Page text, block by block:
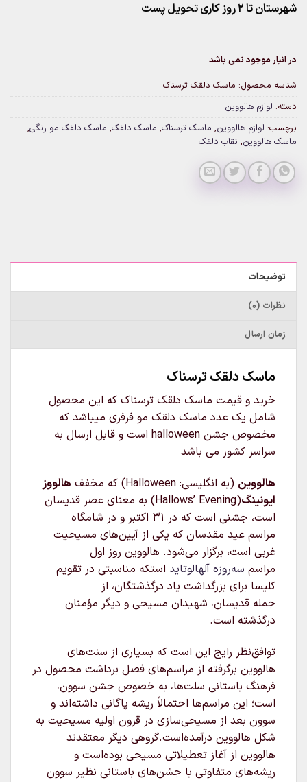
شهرستان تا 2 روز کاری تحویل پست
در انبار موجود نمی باشد
شناسه محصول: ماسک دلقک ترسناک
دسته: لوازم هالووین
برچسب: لوازم هالووین, ماسک ترسناک, ماسک دلقک, ماسک دلقک مو رنگی,
ماسک هالووین, نقاب دلقک
توضیحات
نظرات (0)
زمان ارسال
ماسک دلقک ترسناک
خرید و قیمت ماسک دلقک ترسناک که این محصول
شامل یک عدد ماسک دلقک مو فرفری میباشد که
مخصوص جشن halloween است و قابل ارسال به
سراسر کشور می باشد
هالووین (به انگلیسی: Halloween) که مخفف هالووز
ایونینگ
(Hallows’ Evening) به معنای عصر قدیسان
است، جشنی است که در ۳۱ اکتبر و در شامگاه
مراسم عید مقدسان که یکی از آیین‌های مسیحیت
غربی است، برگزار می‌شود. هالووین روز اول
مراسم سه‌روزه آلهالوتاید استکه مناسبتی در تقویم
کلیسا برای بزرگداشت یاد درگذشتگان، از
جمله قدیسان، شهیدان مسیحی و دیگر مؤمنان
درگذشته است.
توافق‌نظر رایج این است که بسیاری از سنت‌های
هالووین برگرفته از مراسم‌های فصل برداشت محصول در
فرهنگ باستانی سلت‌ها، به خصوص جشن سوون،
است؛ این مراسم‌ها احتمالاً ریشه پاگانی داشته‌اند و
سوون بعد از مسیحی‌سازی در قرون اولیه مسیحیت به
شکل هالووین درآمده‌است.گروهی دیگر معتقدند
هالووین از آغاز تعطیلاتی مسیحی بوده‌است و
ریشه‌های متفاوتی با جشن‌های باستانی نظیر سوون